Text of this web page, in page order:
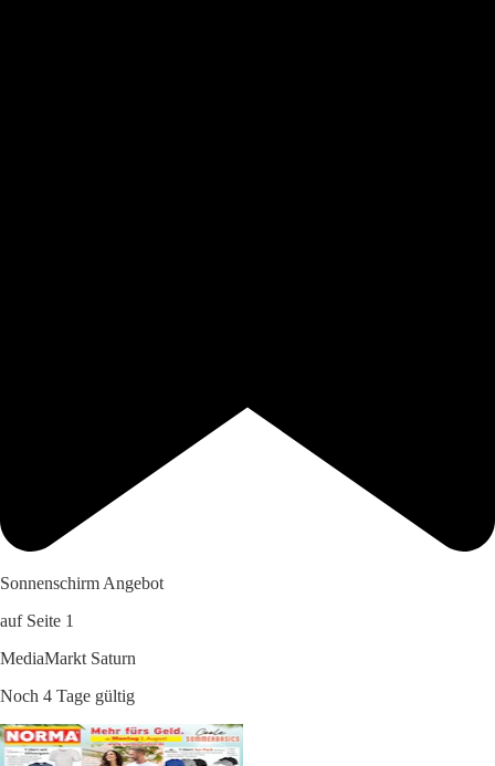
Sonnenschirm Angebot
auf Seite 1
MediaMarkt Saturn
Noch 4 Tage gültig